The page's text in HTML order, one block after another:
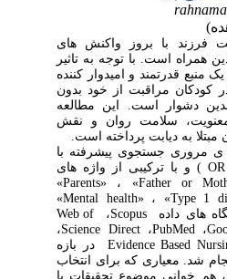
فرزند با بروز واکنش های
همراه است. با توجه به تاثیر
منبع قدرتمند و امیدوار کننده
کودکان مراقبت از خود بدون
دشوار است. این مطالعه
سلامت روان و نقش
به دیابت پرداخته است.
مروری جستجوی پیشرفته با
) و با ترکیبی از واژه های
Father or» ، « Parents
»
Type 1
»،«
Mental health
»
های داده Scopus،
Web of
،PubMed،Science Direct،
Evidence Basedدر بازه
تا 2025 انجام شد. معیاری که برای انتخاب
هم خوانی موضوع تحقیقات با